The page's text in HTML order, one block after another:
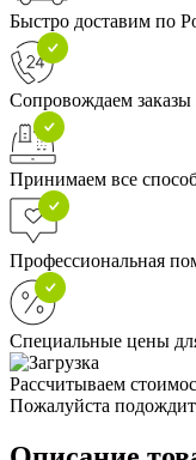
Быстро доставим по
Сопровождаем заказы
Принимаем все
Профессиональная
Специальные цены
Рассчитываем
Пожалуйста